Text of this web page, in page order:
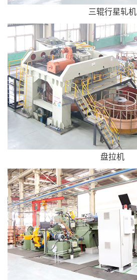
三辊行星轧机
盘拉机